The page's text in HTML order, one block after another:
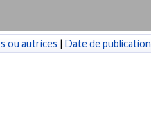
ou autrices | Date de publication